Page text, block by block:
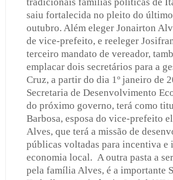
saiu fortalecida no pleito do
outubro. Além eleger Jonairton
de vice-prefeito, e reeleger
terceiro mandato de vereador,
emplacar dois secretários para a
Cruz, a partir do dia 1º janeiro de
Secretaria de Desenvolvimento
do próximo governo, terá como
Barbosa, esposa do vice-prefeito
Alves, que terá a missão de
públicas voltadas para incentiva e
economia local. A outra pasta a
pela família Alves, é a importante